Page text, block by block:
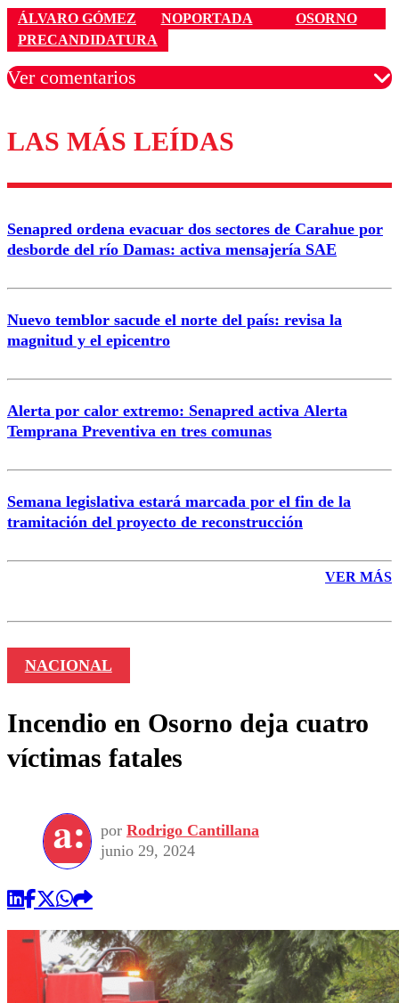
ÁLVARO GÓMEZ NOPORTADA
OSORNO
PRECANDIDATURA
Ver comentarios
Los comentarios son moderados para garantizar un
diálogo respetuoso.
Nombre
Correo
LAS MÁS LEÍDAS
Senapred ordena evacuar dos sectores de Carahue por
desborde del río Damas: activa mensajería SAE
Nuevo temblor sacude el norte del país: revisa la
magnitud y el epicentro
Alerta por calor extremo: Senapred activa Alerta
Temprana Preventiva en tres comunas
Semana legislativa estará marcada por el fin de la
tramitación del proyecto de reconstrucción
VER MÁS
NACIONAL
Incendio en Osorno deja cuatro
víctimas fatales
por Rodrigo Cantillana
junio 29, 2024